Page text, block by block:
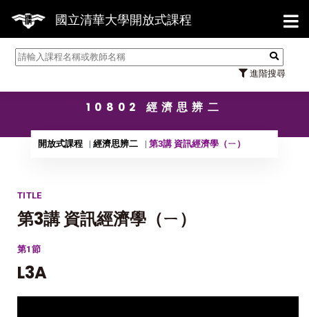
國立清華大學開放式課程
進階搜尋
【7/
10802 經濟思辨二
開放式課程 經濟思辨二 第3講 資訊經濟學（ㄧ）
TITLE
第3講 資訊經濟學（ㄧ）
第1節
L3A